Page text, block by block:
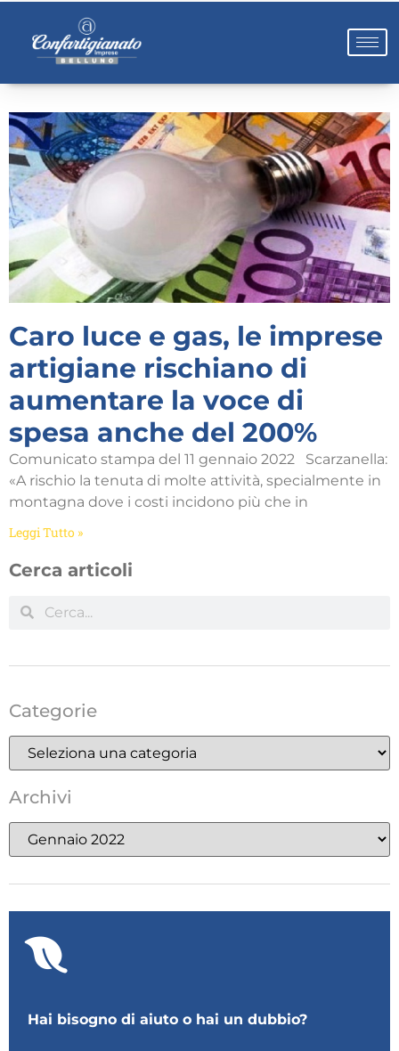
Caro luce e gas, le imprese
artigiane rischiano di
aumentare la voce di
spesa anche del 200%
Comunicato stampa del 11 gennaio 2022 Scarzanella:
«A rischio la tenuta di molte attività, specialmente in
montagna dove i costi incidono più che in
Leggi Tutto »
Cerca articoli
Categorie
Archivi
Hai bisogno di aiuto o hai un dubbio?